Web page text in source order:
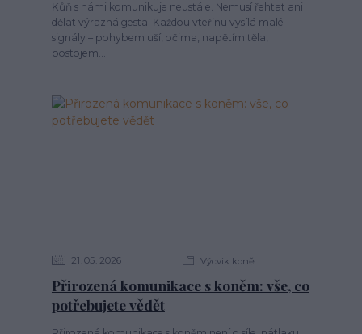
Kůň s námi komunikuje neustále. Nemusí řehtat ani
dělat výrazná gesta. Každou vteřinu vysílá malé
signály – pohybem uší, očima, napětím těla,
postojem...
21 05 2026 Výcvik koně
Přirozená komunikace s koněm: vše, co
potřebujete vědět